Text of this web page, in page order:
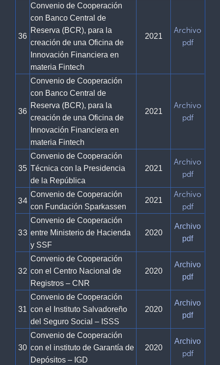
36
Convenio de Cooperación
con Banco Central de
Reserva (BCR), para la
creación de una Oficina de
Innovación Financiera en
materia Fintech
2021
Archivo
pdf
36
Convenio de Cooperación
con Banco Central de
Reserva (BCR), para la
creación de una Oficina de
Innovación Financiera en
materia Fintech
2021
Archivo
pdf
35
Convenio de Cooperación
Técnica con la Presidencia
de la República
2021
Archivo
pdf
34
Convenio de Cooperación
con Fundación Sparkassen
2021
Archivo
pdf
33
Convenio de Cooperación
entre Ministerio de Hacienda
y SSF
2020
Archivo
pdf
32
Convenio de Cooperación
con el Centro Nacional de
Registros – CNR
2020
Archivo
pdf
31
Convenio de Cooperación
con el Instituto Salvadoreño
del Seguro Social – ISSS
2020
Archivo
pdf
30
Convenio de Cooperación
con el instituto de Garantía de
Depósitos – IGD
2020
Archivo
pdf